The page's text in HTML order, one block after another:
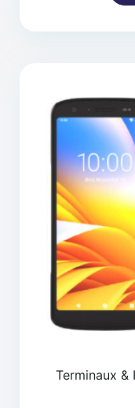
Terminaux &